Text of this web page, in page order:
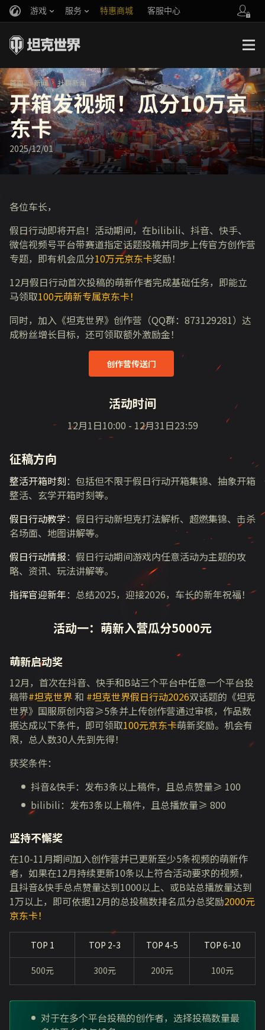
游戏 服务 特惠商城 客服中心
你好，吾久
万圣节
《以战止战》
官方自媒体
首页 新闻 社群新闻
开箱发视频！瓜分10万京
东卡
2025/12/01
各位车长，
假日行动即将开启！活动期间，在bilibili、抖音、快手、
微信视频号平台带赛道指定话题投稿并同步上传官方创作营
专题，即有机会瓜分10万元京东卡奖励！
12月假日行动首次投稿的萌新作者完成基础任务，即能立
马领取100元萌新专属京东卡！
同时，加入《坦克世界》创作营（QQ群：873129281）达
成粉丝增长目标，还可领取额外激励金！
创作营传送门
活动时间
12月1日10:00 - 12月31日23:59
征稿方向
整活开箱时刻：包括但不限于假日行动开箱集锦、抽象开箱
整活、玄学开箱时刻等。
假日行动教学：假日行动新坦克打法解析、超燃集锦、击杀
名场面、地图讲解等。
假日行动情报：假日行动期间游戏内任意活动为主题的攻
略、资讯、玩法讲解等。
指挥官迎新年：总结2025，迎接2026，车长的新年祝福！
活动一：萌新入营瓜分5000元
萌新启动奖
12月，首次在抖音、快手和B站三个平台中任意一个平台投
稿带#坦克世界和 #坦克世界假日行动2026双话题的《坦克
世界》国服原创内容≥5条并上传创作营通过审核，作品数
据达成以下条件，即可领取100元京东卡萌新奖励。机会有
限，总人数30人先到先得！
获奖条件：
抖音&快手：发布3条以上稿件，且总点赞量≥ 100
bilibili：发布3条以上稿件，且总播放量≥ 800
坚持不懈奖
在10-11月期间加入创作营并已更新至少5条视频的萌新作
者，如果在12月持续更新10条以上符合活动要求的视频，
且抖音&快手总点赞量达到1000以上、或B站总播放量达到
1万以上，即可依据12月的总投稿数排名瓜分总奖励2000元
京东卡！
TOP 1 TOP 2-3 TOP 4-5 TOP 6-10
500元 300元 200元 100元
对于在多个平台投稿的创作者，选择投稿数量最